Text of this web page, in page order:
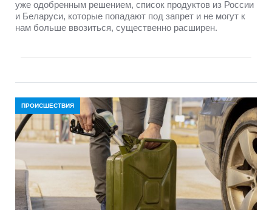
уже одобренным решением, список продуктов из России
и Беларуси, которые попадают под запрет и не могут к
нам больше ввозиться, существенно расширен.
ПРОИСШЕСТВИЯ